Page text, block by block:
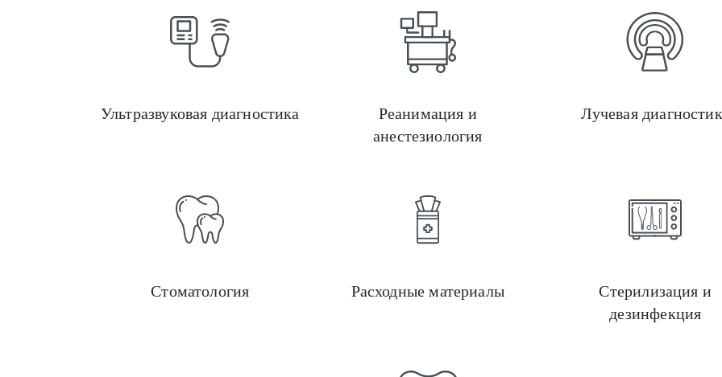
Ультразвуковая диагностика
Реанимация и
анестезиология
Лучевая
Стоматология Расходные материалы
Стерилизация и
дезинфекция